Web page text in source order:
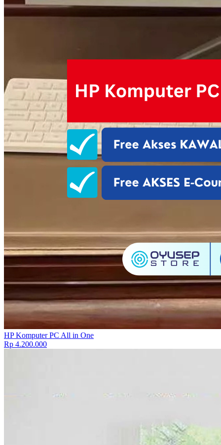
HP Komputer PC All in One
Rp 4.200.000